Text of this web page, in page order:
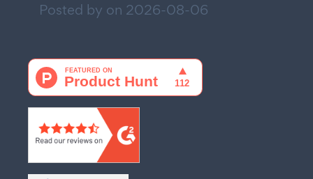
Posted by on 2026-08-06